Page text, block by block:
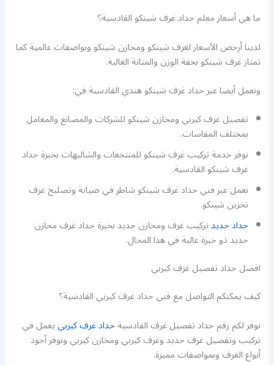
ما هي أسعار معلم حداد غرف شينكو القادسية؟
لدينا أرخص الأسعار لغرف شينكو ومخازن شينكو وبواصفات عالمية كما
تمتاز غرف شينكو بخفة الوزن والمتانة العالية.
ونعمل أيضا عبر حداد غرف شينكو هندي القادسية في:
تفصيل غرف كيربي ومخازن شينكو للشركات والمصانع والمعامل
بمختلف المقاسات.
نوفر خدمة تركيب غرف شينكو للمنتجعات والشاليهات بخبرة حداد
غرف شينكو القادسية.
نعمل عبر فني حداد غرف شينكو شاطر في صيانة وتصليح غرف
تخزين شينكو.
حداد حديدتركيب غرف ومخازن حديد بخبرة حداد غرف مخازن
حديد ذو خبرة عالية في هذا المجال.
افضل حداد تفصيل غرف كيربي
كيف يمكنكم التواصل مع فني حداد غرف كيربي القادسية؟
نوفر لكم رقم حداد تفصيل غرف القادسيةحداد غرف كيربييعمل في
تركيب وتفصيل غرف حديد وغرف كيربي ومخازن كيربي ونوفر أجود
أنواع الغرف وبمواصفات مميزة.